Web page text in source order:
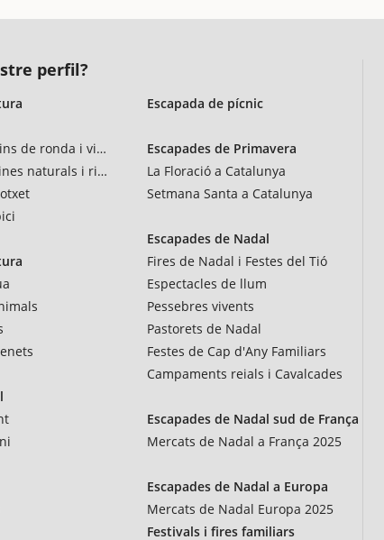
perfil?
de ronda i vies verdes
naturals i rius
Escapada de pícnic
Escapades de Primavera
La Floració a Catalunya
Setmana Santa a Catalunya
Escapades de Nadal
Fires de Nadal i Festes del Tió
Espectacles de llum
Pessebres vivents
Pastorets de Nadal
Festes de Cap d'Any Familiars
Campaments reials i Cavalcades
Escapades de Nadal sud de França
Mercats de Nadal a França 2025
Escapades de Nadal a Europa
Mercats de Nadal Europa 2025
Festivals i fires familiars